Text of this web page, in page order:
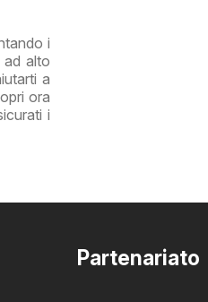
i
alto
a
ora
i
Partenariato